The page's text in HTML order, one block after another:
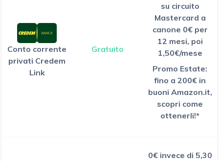
Conto corrente
privati Credem
Link
Gratuito
su circuito
Mastercard a
canone 0€ per
12 mesi, poi
1,50€/mese
Promo Estate:
fino a 200€ in
buoni Amazon.it,
scopri come
ottenerli!*
0€ invece di 5,30